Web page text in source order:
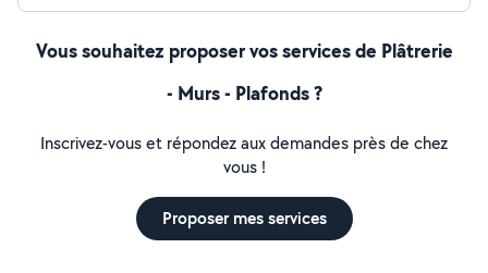
Vous souhaitez proposer vos services de Plâtrerie
- Murs - Plafonds ?
Inscrivez-vous et répondez aux demandes près de chez
vous !
Proposer mes services